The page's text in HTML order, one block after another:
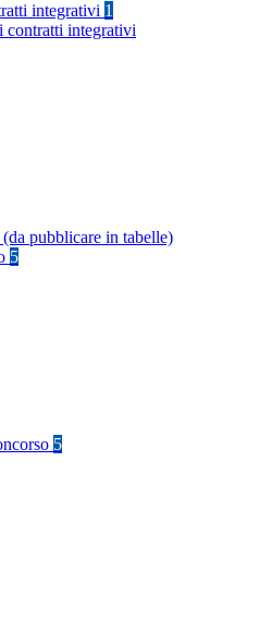
integrativi 1
contratti integrativi
pubblicare in tabelle)
5
5